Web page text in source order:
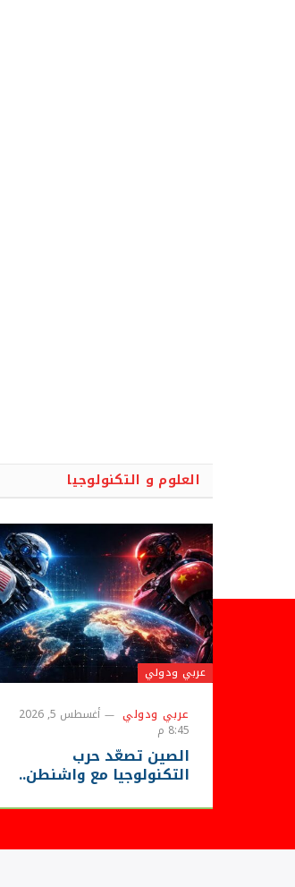
العلوم و التكنولوجيا
عربي ودولي
عربي ودولي
أغسطس 5, 2026
8:45 م
الصين تصعّد حرب
التكنولوجيا مع واشنطن..
أمريكية وقيود مشددة على